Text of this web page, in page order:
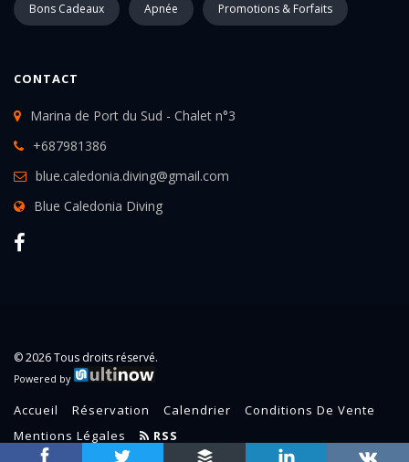
Bons Cadeaux Apnée Promotions & Forfaits
CONTACT
Marina de Port du Sud - Chalet n°3
+687981386
blue.caledonia.diving@gmail.com
Blue Caledonia Diving
© 2026 Tous droits réservé.
Powered by
Accueil Réservation Calendrier
Conditions De Vente
Mentions Légales
RSS